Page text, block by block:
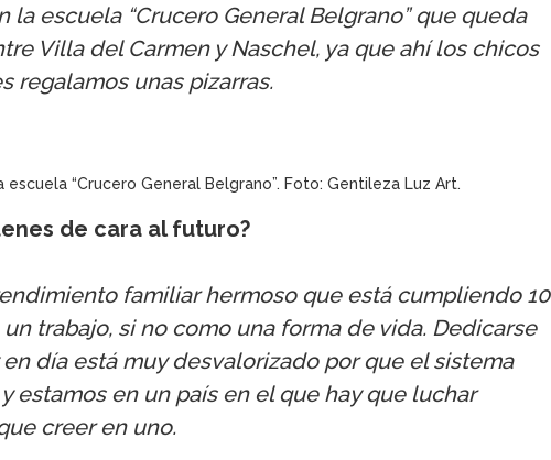
la escuela “Crucero General Belgrano” que queda
Villa del Carmen y Naschel, ya que ahí los chicos
regalamos unas pizarras.
escuela “Crucero General Belgrano”. Foto: Gentileza Luz Art.
de cara al futuro?
familiar hermoso que está cumpliendo 10
trabajo, si no como una forma de vida. Dedicarse
día está muy desvalorizado por que el sistema
estamos en un país en el que hay que luchar
creer en uno.